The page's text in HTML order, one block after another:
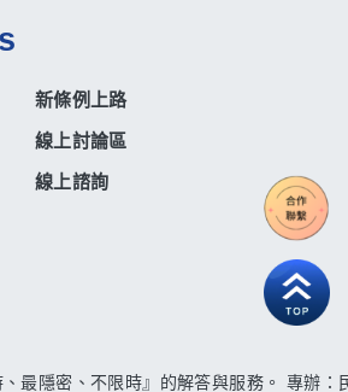
新條例上路
線上討論區
線上諮詢
最隱密、不限時』的解答與服務。 專辦